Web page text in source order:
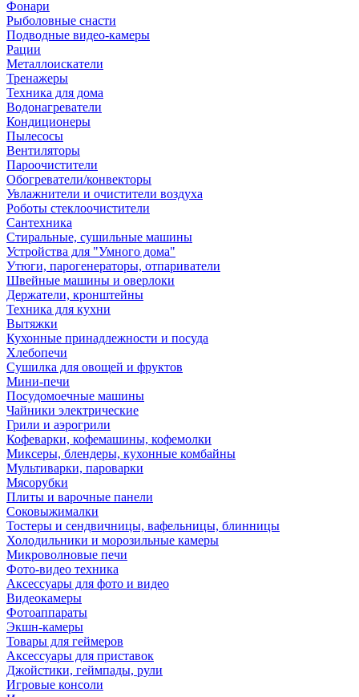
Фонари
Рыболовные снасти
Подводные видео-камеры
Рации
Металлоискатели
Тренажеры
Техника для дома
Водонагреватели
Кондиционеры
Пылесосы
Вентиляторы
Пароочистители
Обогреватели/конвекторы
Увлажнители и очистители воздуха
Роботы стеклоочистители
Сантехника
Стиральные, сушильные машины
Устройства для "Умного дома"
Утюги, парогенераторы, отпариватели
Швейные машины и оверлоки
Держатели, кронштейны
Техника для кухни
Вытяжки
Кухонные принадлежности и посуда
Хлебопечи
Сушилка для овощей и фруктов
Мини-печи
Посудомоечные машины
Чайники электрические
Грили и аэрогрили
Кофеварки, кофемашины, кофемолки
Миксеры, блендеры, кухонные комбайны
Мультиварки, пароварки
Мясорубки
Плиты и варочные панели
Соковыжималки
Тостеры и сендвичницы, вафельницы, блинницы
Холодильники и морозильные камеры
Микроволновые печи
Фото-видео техника
Аксессуары для фото и видео
Видеокамеры
Фотоаппараты
Экшн-камеры
Товары для геймеров
Аксессуары для приставок
Джойстики, геймпады, рули
Игровые консоли